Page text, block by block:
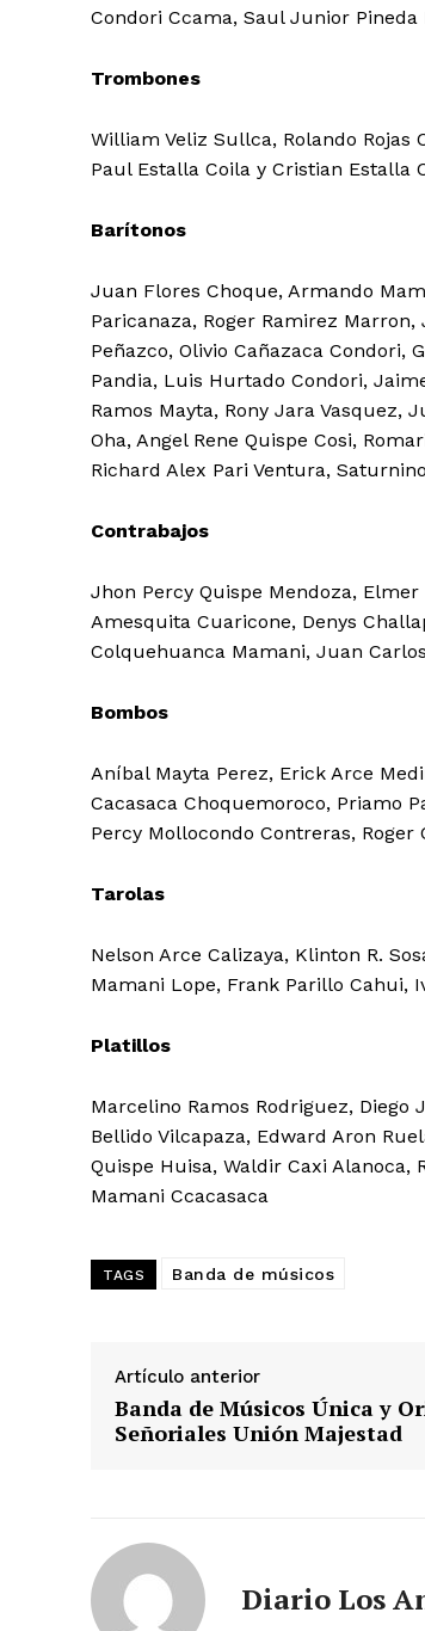
Condori Ccama, Saul Junior
Trombones
William Veliz Sullca, Rolando Rojas
Paul Estalla Coila y Cristian Estalla
Barítonos
Juan Flores Choque, Armando
Paricanaza, Roger Ramirez
Peñazco, Olivio Cañazaca Condori,
Pandia, Luis Hurtado Condori,
Ramos Mayta, Rony Jara Vasquez,
Oha, Angel Rene Quispe Cosi,
Richard Alex Pari Ventura,
Contrabajos
Jhon Percy Quispe Mendoza,
Amesquita Cuaricone, Denys
Colquehuanca Mamani, Juan
Bombos
Aníbal Mayta Perez, Erick Arce
Cacasaca Choquemoroco, Priamo
Percy Mollocondo Contreras,
Tarolas
Nelson Arce Calizaya, Klinton R.
Mamani Lope, Frank Parillo Cahui,
Platillos
Marcelino Ramos Rodriguez, Diego
Bellido Vilcapaza, Edward Aron
Quispe Huisa, Waldir Caxi Alanoca,
Mamani Ccacasaca
TAGS Banda de músicos
Artículo anterior
Banda de Músicos Única y
Señoriales Unión Majestad
Diario Los